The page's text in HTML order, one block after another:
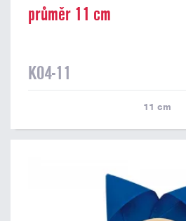
průměr 11 cm
K04-11
11 cm